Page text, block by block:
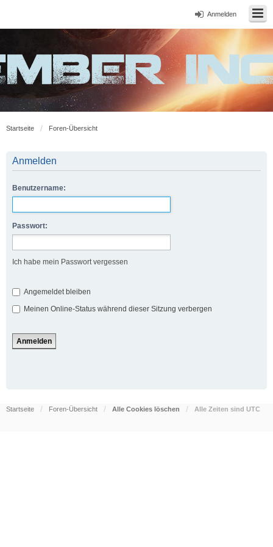
Anmelden
Startseite Foren-Übersicht
Anmelden
Benutzername:
Passwort:
Ich habe mein Passwort vergessen
Angemeldet bleiben
Meinen Online-Status während dieser Sitzung verbergen
Startseite Foren-Übersicht Alle Cookies löschen Alle Zeiten sind UTC